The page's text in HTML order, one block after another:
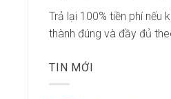
Trả lại 100% tiền phí nếu
thành đúng và đầy đủ
TIN MỚI